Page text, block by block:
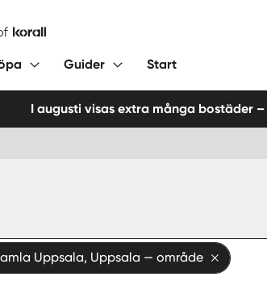
Guider Start
I augusti visas extra många bostäder –
Uppsala, Uppsala — område